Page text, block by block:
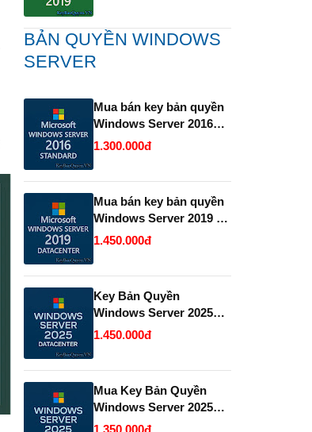
BẢN QUYỀN WINDOWS
SERVER
Mua bán key bản quyền
Windows Server 2016
Standard .
1.300.000đ
Mua bán key bản quyền
Windows Server 2019 và
2022 Datacenter.
1.450.000đ
Key Bản Quyền
Windows Server 2025
Datacenter Vĩnh Viễn
1.450.000đ
Mua Key Bản Quyền
Windows Server 2025
Standard và Datacenter
1.350.000đ